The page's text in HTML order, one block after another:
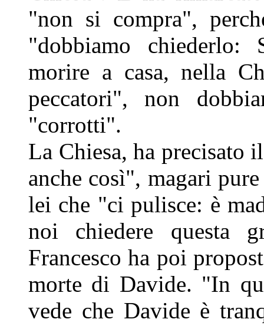
"non si compra",
"dobbiamo
morire a casa, nella
peccatori", non
"corrotti".
La Chiesa, ha precisato
anche così", magari
lei che "ci pulisce: è
noi chiedere questa
Francesco ha poi
morte di Davide. "In
vede che Davide è